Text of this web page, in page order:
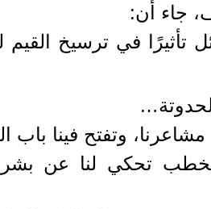
جاء أن:
في ترسيخ القيم
وتفتح فينا باب
بخطب تحكي لنا عن بشر